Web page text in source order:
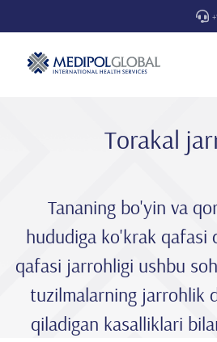
Torakal
Tananing bo'yin va
hududiga ko'krak qafasi
qafasi jarrohligi ushbu
tuzilmalarning jarrohlik
qiladigan kasalliklari